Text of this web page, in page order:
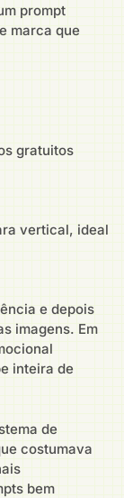
prompt
marca que
gratuitos
vertical, ideal
e depois
imagens. Em
inteira de
de
costumava
bem